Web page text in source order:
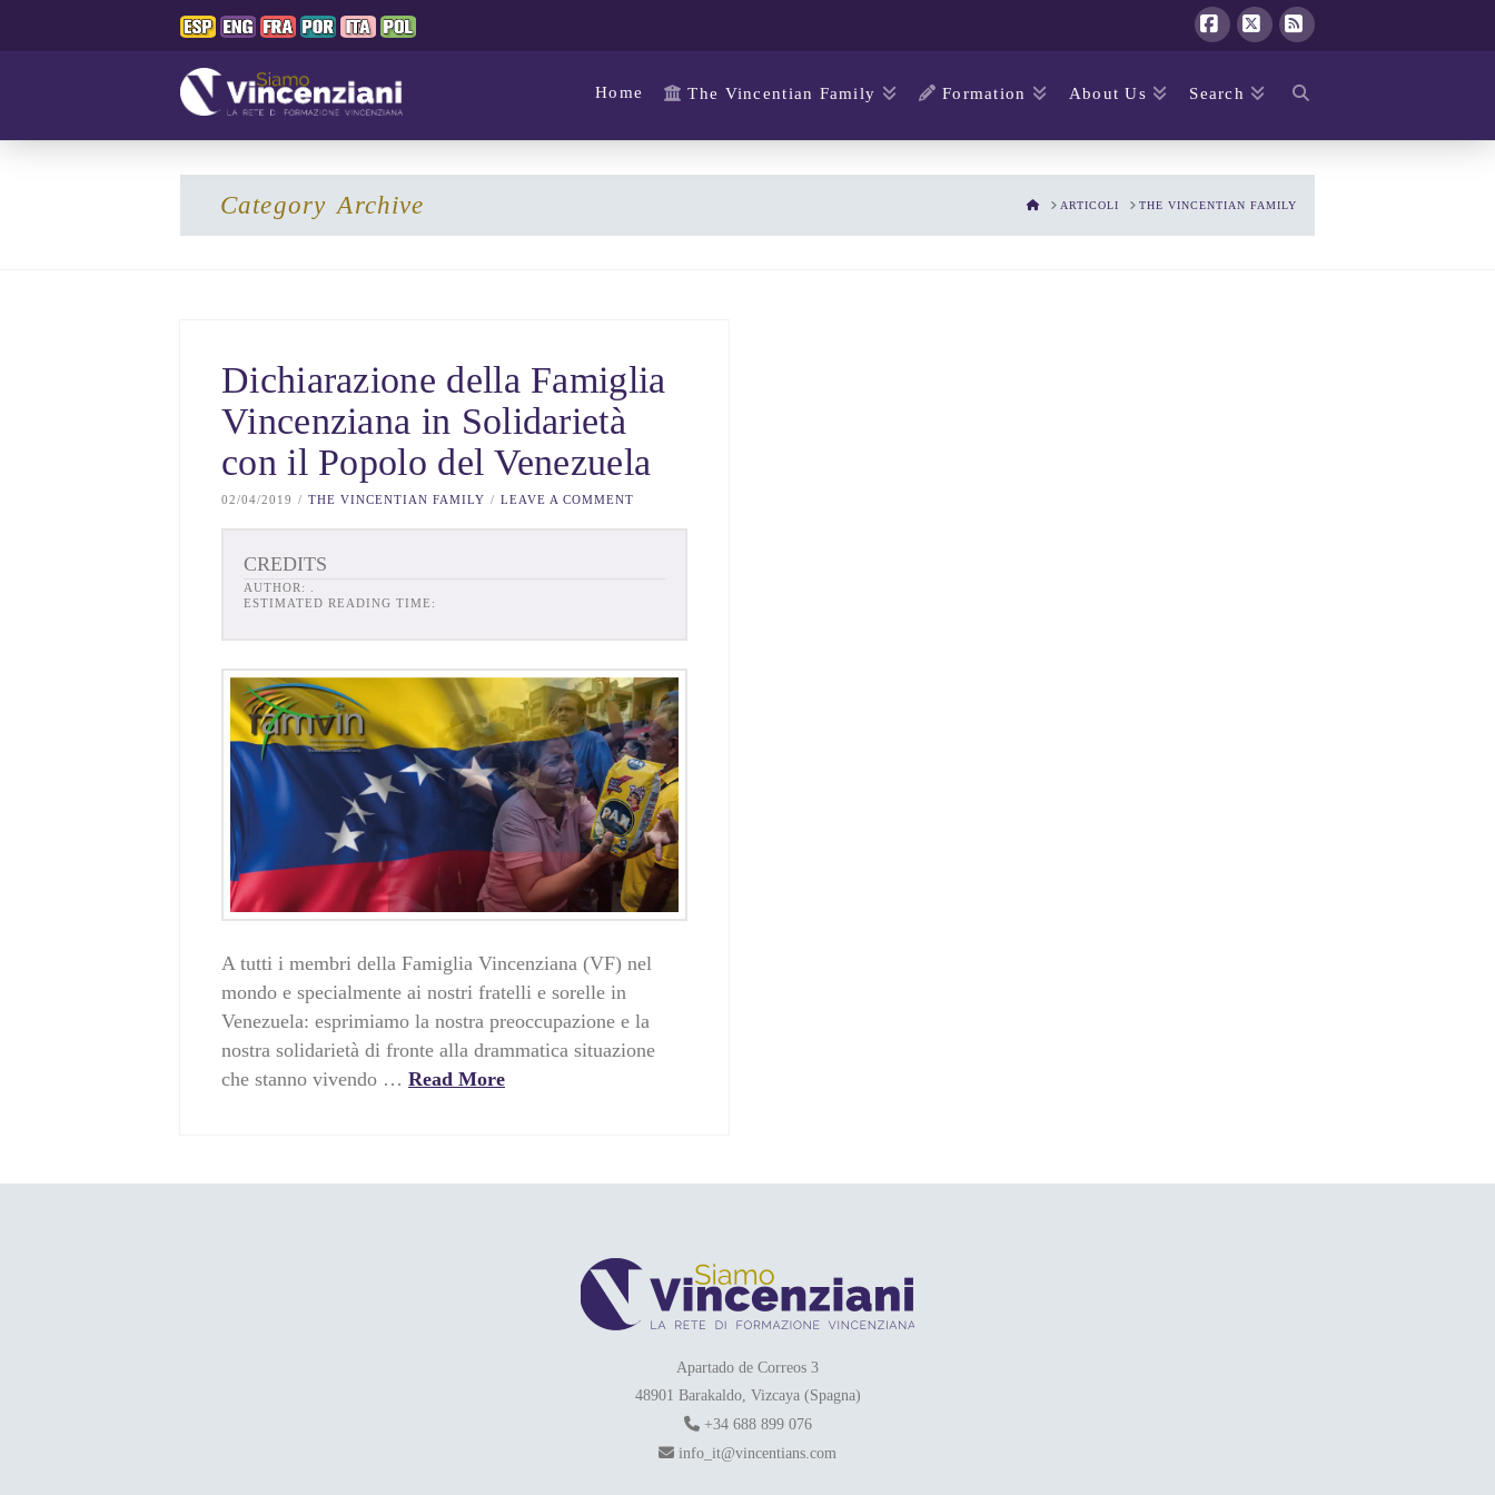
Home The Vincentian Family Formation About Us Search
Category Archive HOMEARTICOLI THE VINCENTIAN FAMILY
Dichiarazione della Famiglia
Vincenziana in Solidarietà
con il Popolo del Venezuela
02/04/2019 THE VINCENTIAN FAMILY LEAVE A COMMENT
CREDITS
AUTHOR:
ESTIMATED READING TIME:
A tutti i membri della Famiglia Vincenziana (VF) nel
mondo e specialmente ai nostri fratelli e sorelle in
Venezuela: esprimiamo la nostra preoccupazione e la
nostra solidarietà di fronte alla drammatica situazione
che stanno vivendo … Read More
Apartado de Correos 3
48901 Barakaldo, Vizcaya (Spagna)
+34 688 899 076
info_it@vincentians.com